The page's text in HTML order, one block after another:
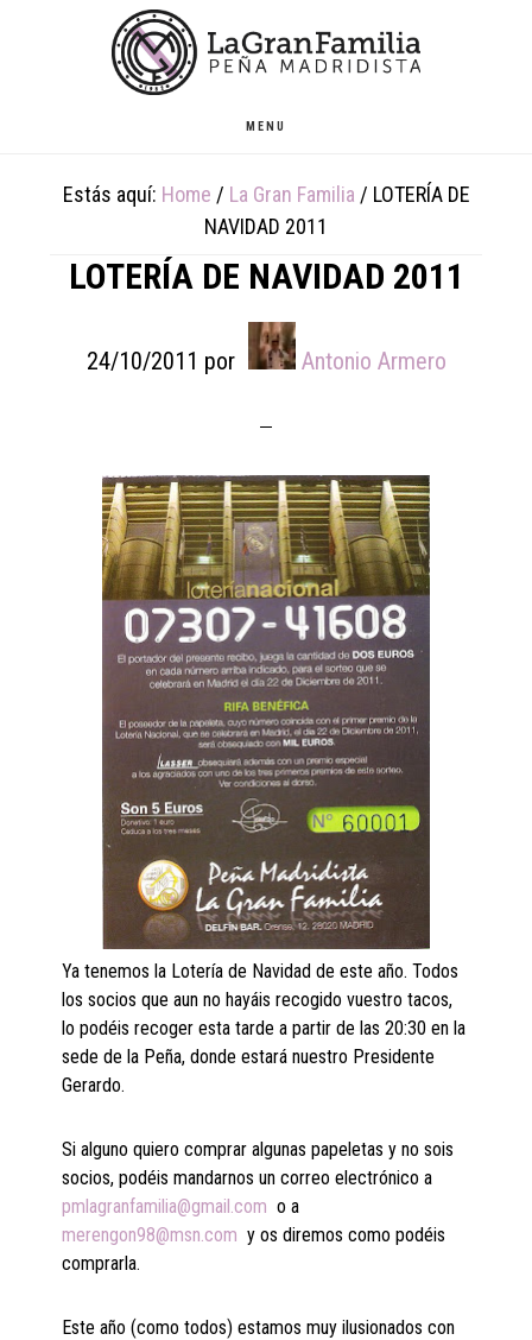
MENU
Estás aquí: Home / La Gran Familia / LOTERÍA DE
NAVIDAD 2011
LOTERÍA DE NAVIDAD 2011
24/10/2011 por Antonio Armero
Ya tenemos la Lotería de Navidad de este año. Todos
los socios que aun no hayáis recogido vuestro tacos,
lo podéis recoger esta tarde a partir de las 20:30 en la
sede de la Peña, donde estará nuestro Presidente
Gerardo.
Si alguno quiero comprar algunas papeletas y no sois
socios, podéis mandarnos un correo electrónico a
pmlagranfamilia@gmail.com o a
merengon98@msn.com y os diremos como podéis
comprarla.
Este año (como todos) estamos muy ilusionados con